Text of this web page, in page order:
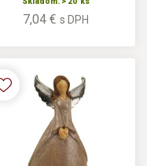
7,04 €s DPH